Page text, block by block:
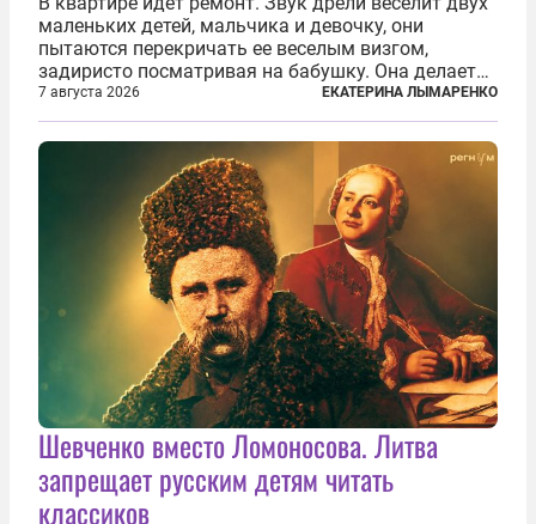
маленьких детей, мальчика и девочку, они
пытаются перекричать ее веселым визгом,
задиристо посматривая на бабушку. Она делает
им замечание, но внуки чувствуют, что она
сердится невсерьез. И это правда: дрель, конечно,
сверлит противно, но всё...
7 августа 2026 ЕКАТЕРИНА ЛЫМАРЕНКО
Шевченко вместо Ломоносова. Литва
запрещает русским детям читать
классиков